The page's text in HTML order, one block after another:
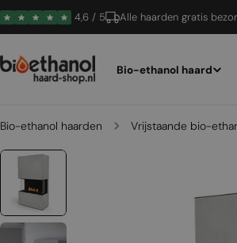
Ga
naar
4,6 / 5 Alle haarden gratis
Bio-ethanol haard
Bio-ethanol haarden Vrijstaande bio-